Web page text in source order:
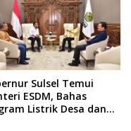
Sulsel Temui
ESDM, Bahas
Listrik Desa dan